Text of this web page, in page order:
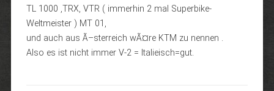
TL 1000 ,TRX, VTR ( immerhin 2 mal Superbike-
Weltmeister ) MT 01,
und auch aus Ã–sterreich wÃ¤re KTM zu nennen .
Also es ist nicht immer V-2 = Italieisch=gut.